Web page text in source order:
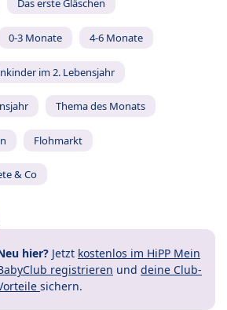
Das erste Gläschen
0-3 Monate 4-6 Monate
im 2. Lebensjahr
Thema des Monats
Flohmarkt
& Co
hier? Jetzt kostenlos im HiPP Mein
registrieren und deine Club-
sichern.